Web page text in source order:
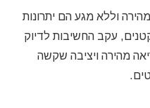
וללא מגע הם יתרונות
עקב החשיבות לדיוק
מהירה ויציבה שקשה